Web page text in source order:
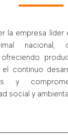
la empresa
nacional,
ofreciendo
el continuo
y
social y